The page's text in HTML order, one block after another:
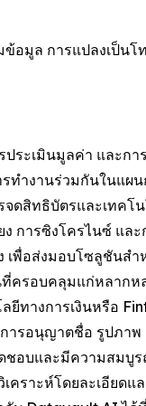
ล การแปลงเป็นโ
ะเมินมูลค่า และก
ำงานร่วมกันในแ
ดสิทธิบัตรและเท
ง การซิงโครไนซ์
อส่งมอบโซลูชันส
รอบคลุมแก่หลาก
ทางการเงินหรือ
รอนุญาตชื่อ รูปภา
ชอบและมีความส
ราะห์โดยละเอีย